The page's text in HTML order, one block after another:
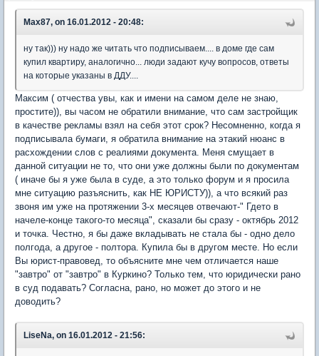
Max87, on 16.01.2012 - 20:48:
ну так))) ну надо же читать что подписываем.... в доме где сам
купил квартиру, аналогично... люди задают кучу вопросов, ответы
на которые указаны в ДДУ....
Максим ( отчества увы, как и имени на самом деле не знаю,
простите)), вы часом не обратили внимание, что сам застройщик
в качестве рекламы взял на себя этот срок? Несомненно, когда я
подписывала бумаги, я обратила внимание на этакий нюанс в
расхождении слов с реалиями документа. Меня смущает в
данной ситуации не то, что они уже должны были по документам
( иначе бы я уже была в суде, а это только форум и я просила
мне ситуацию разъяснить, как НЕ ЮРИСТУ)), а что всякий раз
звоня им уже на протяжении 3-х месяцев отвечают-" Гдето в
начеле-конце такого-то месяца", сказали бы сразу - октябрь 2012
и точка. Честно, я бы даже вкладывать не стала бы - одно дело
полгода, а другое - полтора. Купила бы в другом месте. Но если
Вы юрист-правовед, то объясните мне чем отличается наше
"завтро" от "завтро" в Куркино? Только тем, что юридически рано
в суд подавать? Согласна, рано, но может до этого и не
доводить?
LiseNa, on 16.01.2012 - 21:56: